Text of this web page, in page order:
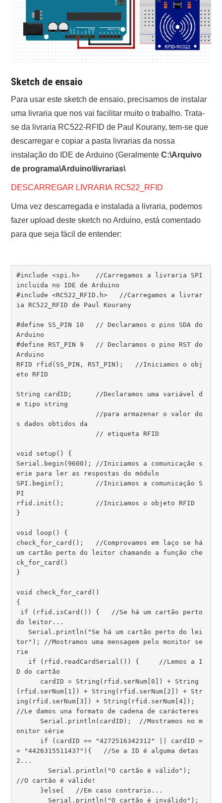
Sketch de ensaio
Para usar este sketch de ensaio, precisamos de instalar
uma livraria que nos vai facilitar muito o trabalho. Trata-
se da livraria RC522-RFID de Paul Kourany, tem-se que
descarregar e copiar a pasta livrarias da nossa
instalação do IDE de Arduino (GeralmenteC:\Arquivo
de programa\Arduino\livrarias\
DESCARREGAR LIVRARIA RC522_RFID
Uma vez descarregada e instalada a livraria, podemos
fazer upload deste sketch no Arduino, está comentado
para que seja fácil de entender:
#include <spi.h>    //Carregamos a livraria SPI
incluida no IDE de Arduino
#include <RC522_RFID.h>   //Carregamos a livrar
ia RC522_RFID de Paul Kourany
#define SS_PIN 10   // Declaramos o pino SDA do
Arduino
#define RST_PIN 9   // Declaramos o pino RST do
Arduino
RFID rfid(SS_PIN, RST_PIN);   //Iniciamos o obj
eto RFID
String cardID;      //Declaramos uma variável d
e tipo string
s dados obtidos da
void setup() {
Serial.begin(9600); //Iniciamos a comunicação s
erie para ler as respostas do módulo
SPI.begin();        //Iniciamos a comunicação S
PI
rfid.init();        //Iniciamos o objeto RFID
}
void loop() {
check_for_card();   //Comprovamos em laço se há
um cartão perto do leitor chamando a função che
ck_for_card()
}
void check_for_card()
{
do leitor...
tor"); //Mostramos uma mensagem pelo monitor se
rie
D do cartão
(rfid.serNum[1]) + String(rfid.serNum[2]) + Str
ing(rfid.serNum[3]) + String(rfid.serNum[4]);
//Le damos una formato de cadena de carácteres
onitor série
= "4426315511437"){   //Se a ID é alguma detas
2...
//O cartão é válido!